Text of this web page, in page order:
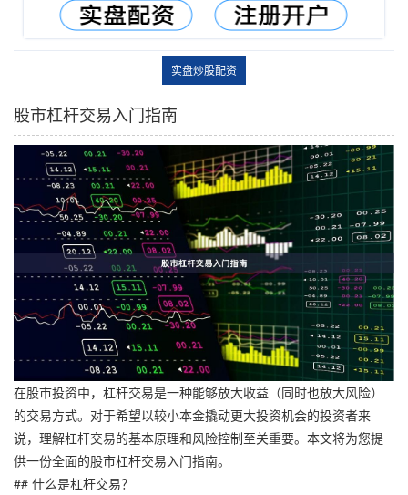
实盘炒股配资
股市杠杆交易入门指南
在股市投资中，杠杆交易是一种能够放大收益（同时也放大风险）
的交易方式。对于希望以较小本金撬动更大投资机会的投资者来
说，理解杠杆交易的基本原理和风险控制至关重要。本文将为您提
供一份全面的股市杠杆交易入门指南。
## 什么是杠杆交易？